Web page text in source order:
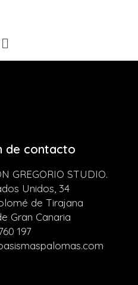
de contacto
GREGORIO STUDIO.
Unidos, 34
de Tirajana
Gran Canaria
197